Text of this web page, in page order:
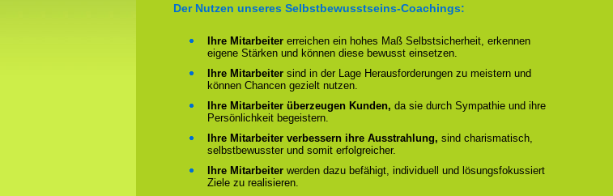
Der Nutzen unseres Selbstbewusstseins-Coachings:
Ihre Mitarbeiter erreichen ein hohes Maß Selbstsicherheit, erkennen
eigene Stärken und können diese bewusst einsetzen.
Ihre Mitarbeiter sind in der Lage Herausforderungen zu meistern und
können Chancen gezielt nutzen.
Ihre Mitarbeiter überzeugen Kunden, da sie durch Sympathie und ihre
Persönlichkeit begeistern.
Ihre Mitarbeiter verbessern ihre Ausstrahlung, sind charismatisch,
selbstbewusster und somit erfolgreicher.
Ihre Mitarbeiter werden dazu befähigt, individuell und lösungsfokussiert
Ziele zu realisieren.